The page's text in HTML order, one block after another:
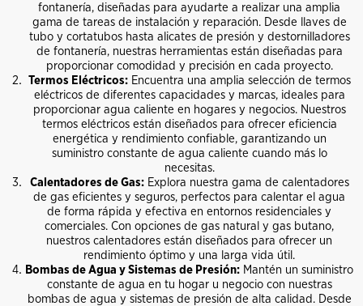
fontanería, diseñadas para ayudarte a realizar una amplia
gama de tareas de instalación y reparación. Desde llaves de
tubo y cortatubos hasta alicates de presión y destornilladores
de fontanería, nuestras herramientas están diseñadas para
proporcionar comodidad y precisión en cada proyecto.
Termos Eléctricos:Encuentra una amplia selección de termos
eléctricos de diferentes capacidades y marcas, ideales para
proporcionar agua caliente en hogares y negocios. Nuestros
termos eléctricos están diseñados para ofrecer eficiencia
energética y rendimiento confiable, garantizando un
suministro constante de agua caliente cuando más lo
necesitas.
Calentadores de Gas:Explora nuestra gama de calentadores
de gas eficientes y seguros, perfectos para calentar el agua
de forma rápida y efectiva en entornos residenciales y
comerciales. Con opciones de gas natural y gas butano,
nuestros calentadores están diseñados para ofrecer un
rendimiento óptimo y una larga vida útil.
Bombas de Agua y Sistemas de Presión: Mantén un suministro
constante de agua en tu hogar u negocio con nuestras
bombas de agua y sistemas de presión de alta calidad. Desde